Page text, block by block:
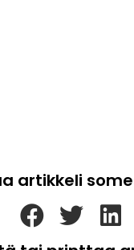
artikkeli